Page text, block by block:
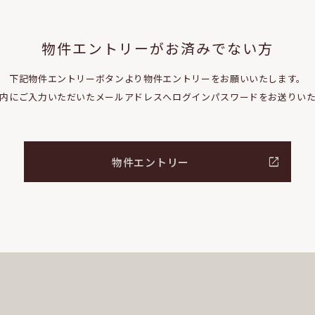
物件エントリーがお済みでない方
下記物件エントリーボタンより物件エントリーをお願いいたします。
にご入力いただいたメールアドレスへログインパスワードをお送りいた
物件エントリー